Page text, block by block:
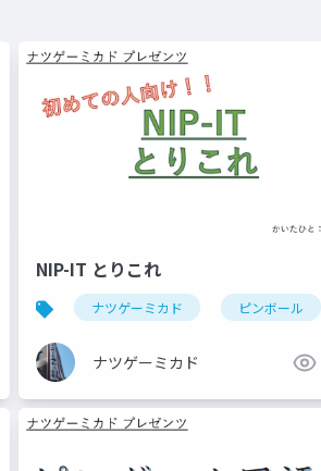
NIP-IT とりこれ
ナツゲーミカド ピンボール
ナツゲーミカド